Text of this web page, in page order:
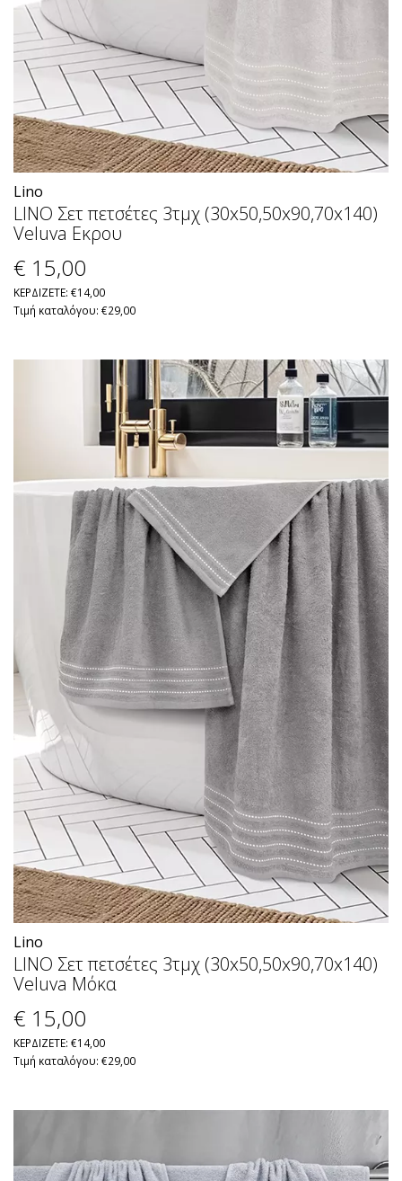
Lino
LINO Σετ πετσέτες 3τμχ (30x50,50x90,70x140)
Veluva Εκρου
€ 15,00
ΚΕΡΔΙΖΕΤΕ: €14,00
Τιμή καταλόγου: €29,00
Lino
LINO Σετ πετσέτες 3τμχ (30x50,50x90,70x140)
Veluva Μόκα
€ 15,00
ΚΕΡΔΙΖΕΤΕ: €14,00
Τιμή καταλόγου: €29,00